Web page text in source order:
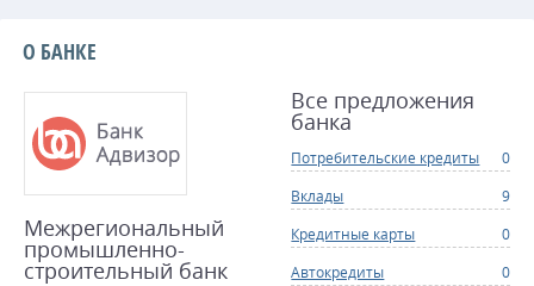
О БАНКЕ
Межрегиональный
промышленно-
строительный банк
Все предложения
банка
Потребительские кредиты
0
Вклады
9
Кредитные карты
0
Автокредиты
0